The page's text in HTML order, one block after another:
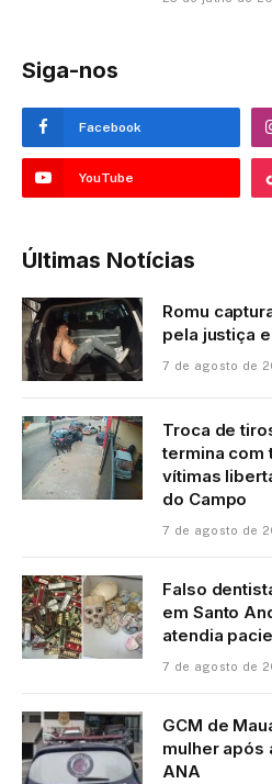
Siga-nos
Facebook
YouTube
Últimas Notícias
Romu
pela justiça
7 de agosto de
Troca de
termina com
vítimas
do Campo
7 de agosto de
Falso
em Santo
atendia
7 de agosto de
GCM de
mulher após
ANA